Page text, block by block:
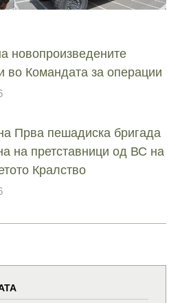
новопроизведените
во Командата за операции
Прва пешадиска бригада
на претставници од ВС на
Кралство